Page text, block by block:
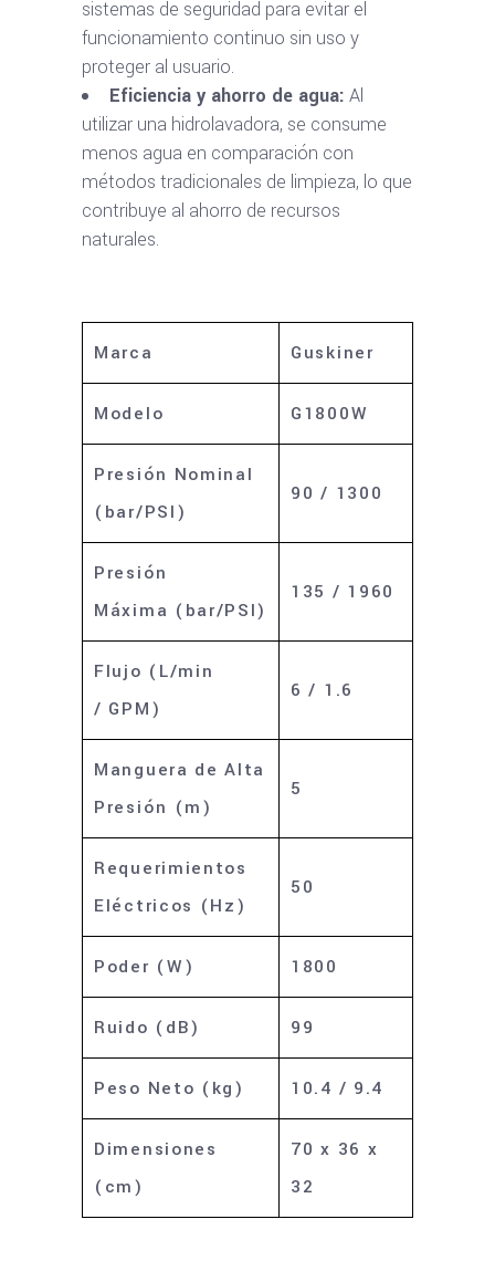
sistemas de seguridad para evitar el
funcionamiento continuo sin uso y
proteger al usuario.
Eficiencia y ahorro de agua: Al
utilizar una hidrolavadora, se consume
menos agua en comparación con
métodos tradicionales de limpieza, lo que
contribuye al ahorro de recursos
naturales.
Marca Guskiner
Modelo G1800W
Presión Nominal
(bar/PSI)
90 / 1300
Presión
Máxima (bar/PSI)
135 / 1960
Flujo (L/min
/ GPM)
6 / 1.6
Manguera de Alta
Presión (m)
5
Requerimientos
Eléctricos (Hz)
50
Poder (W) 1800
Ruido (dB) 99
Peso Neto (kg) 10.4 / 9.4
Dimensiones
(cm)
70 x 36 x
32